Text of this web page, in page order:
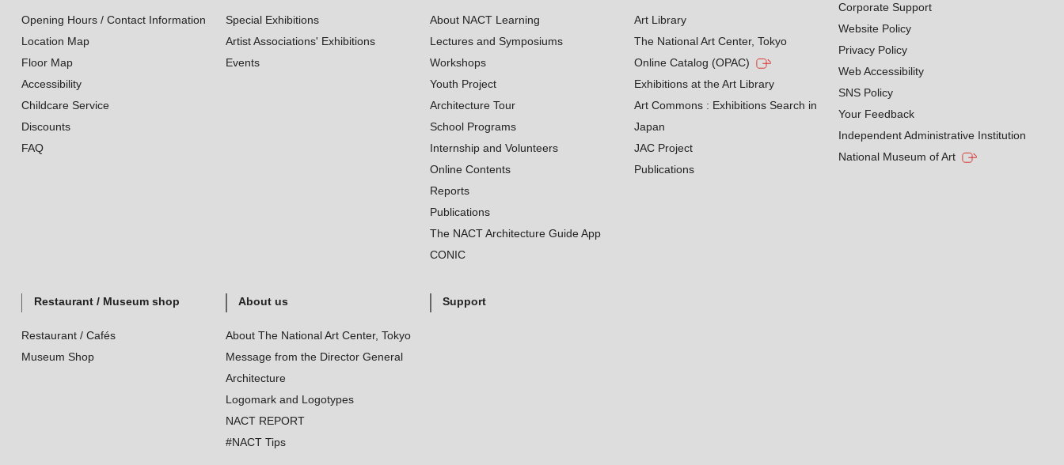
Opening Hours / Contact Information
Location Map
Floor Map
Accessibility
Childcare Service
Discounts
FAQ
Special Exhibitions
Artist Associations' Exhibitions
Events
About NACT Learning
Lectures and Symposiums
Workshops
Youth Project
Architecture Tour
School Programs
Internship and Volunteers
Online Contents
Reports
Publications
The NACT Architecture Guide App
CONIC
Art Library
The National Art Center, Tokyo
Online Catalog (OPAC)
Exhibitions at the Art Library
Art Commons : Exhibitions Search in
Japan
JAC Project
Publications
Restaurant / Museum shop
Restaurant / Cafés
Museum Shop
About us
About The National Art Center, Tokyo
Message from the Director General
Architecture
Logomark and Logotypes
NACT REPORT
#NACT Tips
Support
Corporate Support
Website Policy
Privacy Policy
Web Accessibility
SNS Policy
Your Feedback
Independent Administrative Institution
National Museum of Art